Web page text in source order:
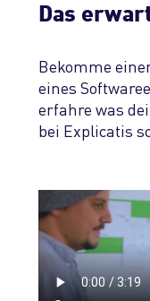
Das
Bekomme
eines
erfahre was
bei Explicatis